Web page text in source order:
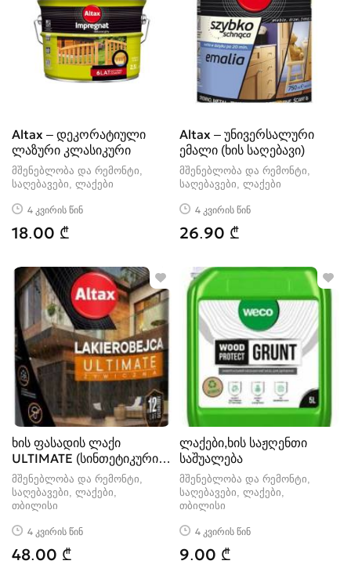
Altax – დეკორატიული
ლაზური კლასიკური
მშენებლობა და რემონტი,
საღებავები, ლაქები
4 კვირის წინ
18.00 ₾
Altax – უნივერსალური
ემალი (ხის საღებავი)
მშენებლობა და რემონტი,
საღებავები, ლაქები
4 კვირის წინ
26.90 ₾
ხის ფასადის ლაქი
ULTIMATE (სინთეტიკური
ცვილით)- Al
მშენებლობა და რემონტი,
საღებავები, ლაქები
თბილისი
4 კვირის წინ
48.00 ₾
ლაქები,ხის საჟღენთი
საშუალება
მშენებლობა და რემონტი,
საღებავები, ლაქები
თბილისი
4 კვირის წინ
9.00 ₾